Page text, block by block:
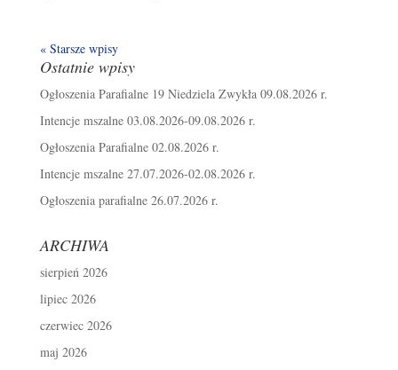
« Starsze wpisy
Ostatnie wpisy
Ogłoszenia Parafialne 19 Niedziela Zwykła 09.08.2026 r.
Intencje mszalne 03.08.2026-09.08.2026 r.
Ogłoszenia Parafialne 02.08.2026 r.
Intencje mszalne 27.07.2026-02.08.2026 r.
Ogłoszenia parafialne 26.07.2026 r.
ARCHIWA
sierpień 2026
lipiec 2026
czerwiec 2026
maj 2026